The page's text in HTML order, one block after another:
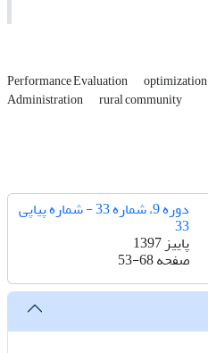
Performance Evaluation optimization
Administration rural community
دوره 9، شماره 33 - شماره پیاپی
33
پاییز 1397
صفحه53-68